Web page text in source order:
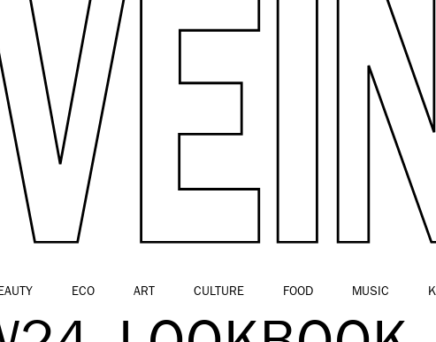
ECO ART CULTURE FOOD MUSIC